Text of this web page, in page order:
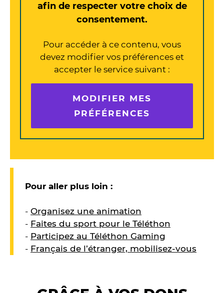
afin de respecter votre choix de
consentement.
Pour accéder à ce contenu, vous
devez modifier vos préférences et
accepter le service suivant :
MODIFIER MES
PRÉFÉRENCES
Pour aller plus loin :
- Organisez une animation
- Faites du sport pour le Téléthon
- Participez au Téléthon Gaming
- Français de l’étranger, mobilisez-vous